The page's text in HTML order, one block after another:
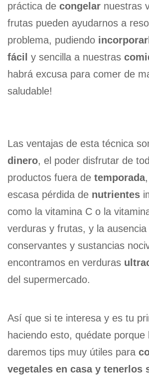
práctica de congelar nuestras
frutas pueden ayudarnos a
problema, pudiendo
fácil
y sencilla a nuestras
habrá excusa para comer de
saludable!
Las ventajas de esta técnica
dinero, el poder disfrutar de
productos fuera de temporada
escasa pérdida de nutrientes
como la vitamina C o la
verduras y frutas, y la ausencia
conservantes y sustancias
encontramos en verduras
del supermercado.
Así que si te interesa y es tu
haciendo esto, quédate porque
daremos tips muy útiles para
vegetales en casa y tenerlos